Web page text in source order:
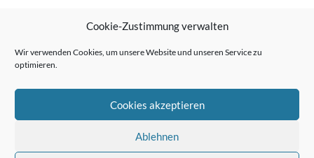
Cookie-Zustimmung verwalten
Wir verwenden Cookies, um unsere Website und unseren Service zu
optimieren.
Cookies akzeptieren
Ablehnen
Wolff von Rechenberg
Linux Mint: Google Drive integrieren
HiFi-Klassiker: Celestion 3